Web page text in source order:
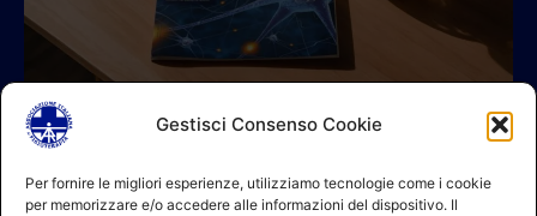
Gestisci Consenso Cookie
Per fornire le migliori esperienze, utilizziamo tecnologie come i cookie
per memorizzare e/o accedere alle informazioni del dispositivo. Il
Contatti